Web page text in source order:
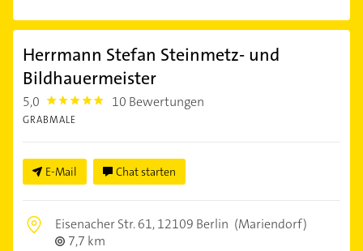
Herrmann Stefan Steinmetz- und
Bildhauermeister
5,0 5.0 10 Bewertungen
GRABMALE
E-Mail Chat starten
Eisenacher Str. 61,12109 Berlin (Mariendorf)
7,7 km